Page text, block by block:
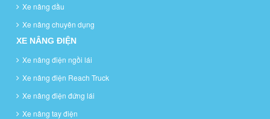
Xe nâng dầu
Xe nâng chuyên dụng
XE NÂNG ĐIỆN
Xe nâng điện ngồi lái
Xe nâng điện Reach Truck
Xe nâng điện đứng lái
Xe nâng tay điện